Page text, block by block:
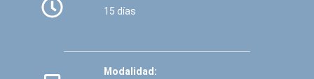
15 días
Modalidad: